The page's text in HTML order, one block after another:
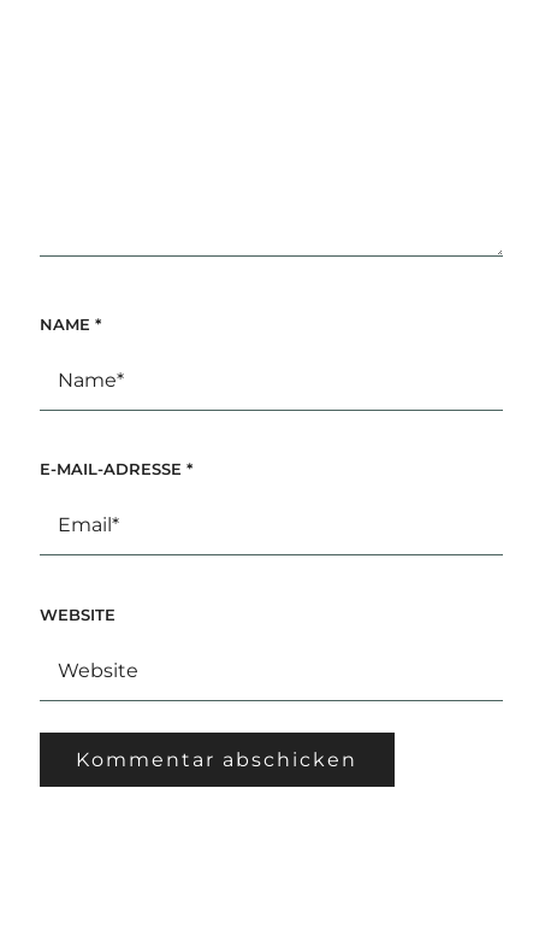
NAME *
E-MAIL-ADRESSE *
WEBSITE